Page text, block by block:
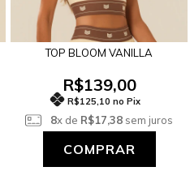
TOP BLOOM VANILLA
R$139,00
R$125,10 no Pix
8x de R$17,38sem juros
COMPRAR